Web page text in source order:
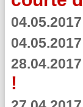
04.05.2017
04.05.2017
28.04.2017
!